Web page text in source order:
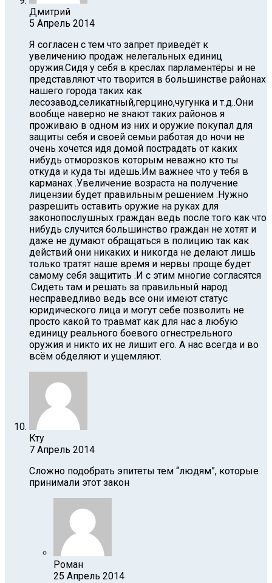
Дмитрий
5 Апрель 2014
Я согласен с тем что запрет приведёт к
увеличению продаж нелегальных единиц
оружия.Сидя у себя в креслах парламентёры и не
представляют что творится в большинстве районах
нашего города таких как
лесозавод,селикатный,герцино,чугунка и т.д..Они
вообще наверно не знают таких районов я
проживаю в одном из них и оружие покупал для
защиты себя и своей семьи работая до ночи не
очень хочется идя домой пострадать от каких
нибудь отморозков которым неважно кто ты
откуда и куда ты идёшь.Им важнее что у тебя в
карманах .Увеличение возраста на получение
лицензии будет правильным решением .Нужно
разрешить оставить оружие на руках для
законопослушных граждан ведь после того как что
нибудь случится большинство граждан не хотят и
даже не думают обращаться в полицию так как
действий они никаких и никогда не делают лишь
только тратят наше время и нервы проще будет
самому себя защитить .И с этим многие согласятся
.Cидеть там и решать за правильный народ
несправедливо ведь все они имеют статус
юридического лица и могут себе позволить не
просто какой то травмат как для нас а любую
единицу реального боевого огнестрельного
оружия и никто их не лишит его. А нас всегда и во
всём обделяют и ущемляют.
Кту
7 Апрель 2014
Сложно подобрать эпитеты тем “людям”, которые
принимали этот закон
Роман
25 Апрель 2014